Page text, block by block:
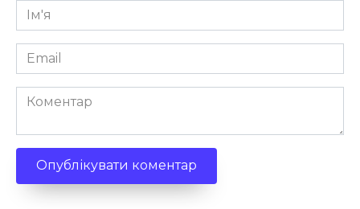
Ім'я
*
Email
*
Коментар